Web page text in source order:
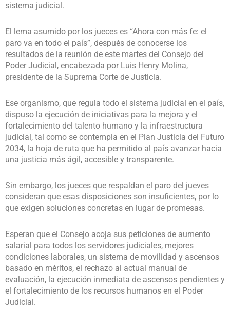
sistema judicial.
El lema asumido por los jueces es “Ahora con más fe: el
paro va en todo el país”, después de conocerse los
resultados de la reunión de este martes del Consejo del
Poder Judicial, encabezada por Luis Henry Molina,
presidente de la Suprema Corte de Justicia.
Ese organismo, que regula todo el sistema judicial en el país,
dispuso la ejecución de iniciativas para la mejora y el
fortalecimiento del talento humano y la infraestructura
judicial, tal como se contempla en el Plan Justicia del Futuro
2034, la hoja de ruta que ha permitido al país avanzar hacia
una justicia más ágil, accesible y transparente.
Sin embargo, los jueces que respaldan el paro del jueves
consideran que esas disposiciones son insuficientes, por lo
que exigen soluciones concretas en lugar de promesas.
Esperan que el Consejo acoja sus peticiones de aumento
salarial para todos los servidores judiciales, mejores
condiciones laborales, un sistema de movilidad y ascensos
basado en méritos, el rechazo al actual manual de
evaluación, la ejecución inmediata de ascensos pendientes y
el fortalecimiento de los recursos humanos en el Poder
Judicial.